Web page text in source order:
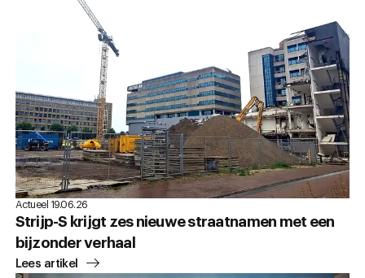
Actueel 19.06.26
Strijp-S krijgt zes nieuwe straatnamen met een
bijzonder verhaal
Lees artikel